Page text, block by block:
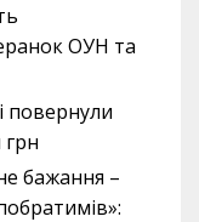
ОУН та
повернули
бажання –